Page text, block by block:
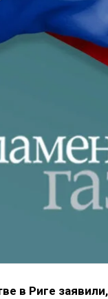
в Риге